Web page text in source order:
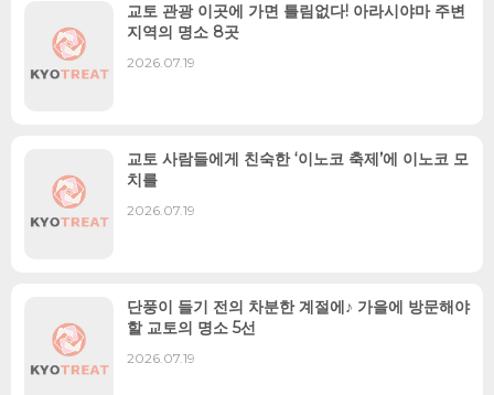
교토 관광 이곳에 가면 틀림없다! 아라시야마 주변
지역의 명소 8곳
2026.07.19
교토 사람들에게 친숙한 ‘이노코 축제’에 이노코 모
치를
2026.07.19
단풍이 들기 전의 차분한 계절에♪ 가을에 방문해야
할 교토의 명소 5선
2026.07.19